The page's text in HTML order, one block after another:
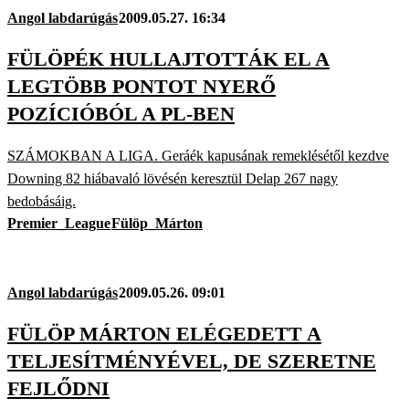
Angol labdarúgás2009.05.27. 16:34
FÜLÖPÉK HULLAJTOTTÁK EL A
LEGTÖBB PONTOT NYERŐ
POZÍCIÓBÓL A PL-BEN
SZÁMOKBAN A LIGA. Geráék kapusának remeklésétől kezdve
Downing 82 hiábavaló lövésén keresztül Delap 267 nagy
bedobásáig.
Premier_LeagueFülöp_Márton
Angol labdarúgás2009.05.26. 09:01
FÜLÖP MÁRTON ELÉGEDETT A
TELJESÍTMÉNYÉVEL, DE SZERETNE
FEJLŐDNI